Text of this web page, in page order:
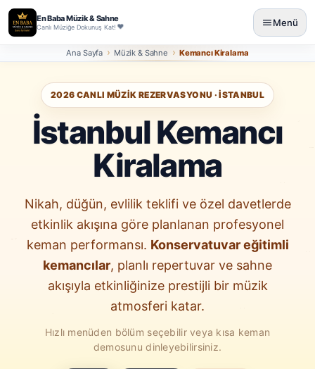
En Baba Müzik & Sahne
Canlı Müziğe Dokunuş Kat! Menü
Ana Sayfa Müzik & Sahne Kemancı Kiralama
2026 CANLI MÜZIK REZERVASYONU · İSTANBUL
İstanbul Kemancı
Kiralama
Nikah, düğün, evlilik teklifi ve özel davetlerde
etkinlik akışına göre planlanan profesyonel
keman performansı. Konservatuvar eğitimli
kemancılar, planlı repertuvar ve sahne
akışıyla etkinliğinize prestijli bir müzik
atmosferi katar.
Hızlı menüden bölüm seçebilir veya kısa keman
demosunu dinleyebilirsiniz.